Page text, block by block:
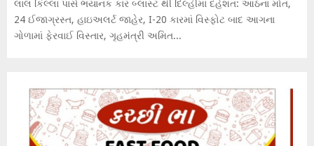
લાલ કિલ્લા પાસે ભયાનક કાર બ્લાસ્ટ થી દિલ્હીમાં દહેશત: આઠના મોત,
24 ઈજાગ્રસ્ત, હાઇઅલર્ટ જાહેર, I-20 કારમાં વિસ્ફોટ બાદ આગના
ગોળામાં ફેરવાઈ વિસ્તાર, ગૃહમંત્રી અમિત...